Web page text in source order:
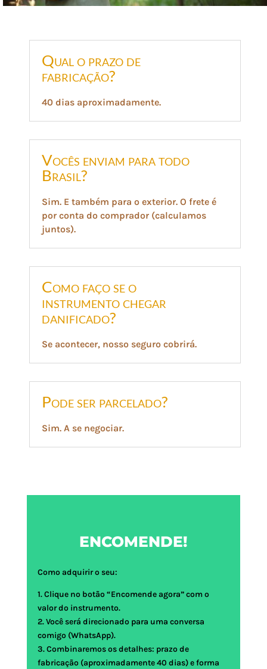
Qual o prazo de
fabricação?
40 dias aproximadamente.
Vocês enviam para todo
Brasil?
Sim. E também para o exterior. O frete é
por conta do comprador (calculamos
juntos).
Como faço se o
instrumento chegar
danificado?
Se acontecer, nosso seguro cobrirá.
Pode ser parcelado?
Sim. A se negociar.
ENCOMENDE!
Como adquirir o seu:
1. Clique no botão “Encomende agora” com o
valor do instrumento.
2. Você será direcionado para uma conversa
comigo (WhatsApp).
3. Combinaremos os detalhes: prazo de
fabricação (aproximadamente 40 dias) e forma